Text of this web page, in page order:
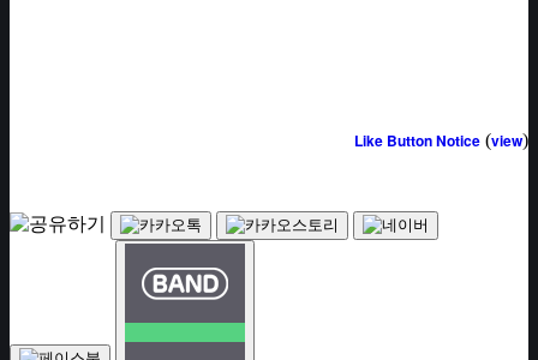
Like Button Notice (view)